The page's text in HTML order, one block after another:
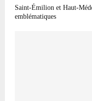
Saint-Émilion et Haut-
emblématiques